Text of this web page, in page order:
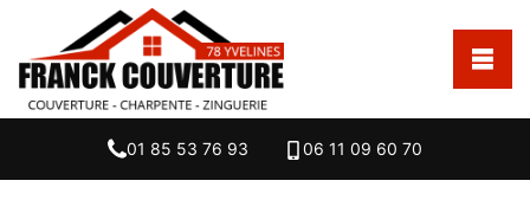
01 85 53 76 93 06 11 09 60 70